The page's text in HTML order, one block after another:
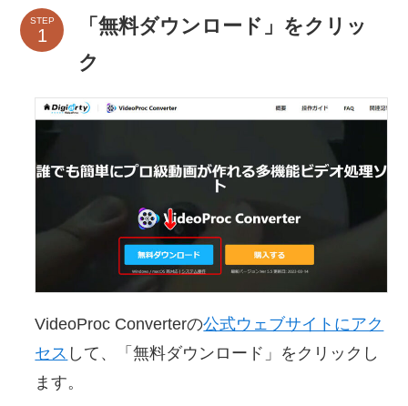
STEP
「無料ダウンロード」をクリッ
ク
VideoProc Converterの公式ウェブサイトにアク
セス して、「無料ダウンロード」をクリックし
ます。